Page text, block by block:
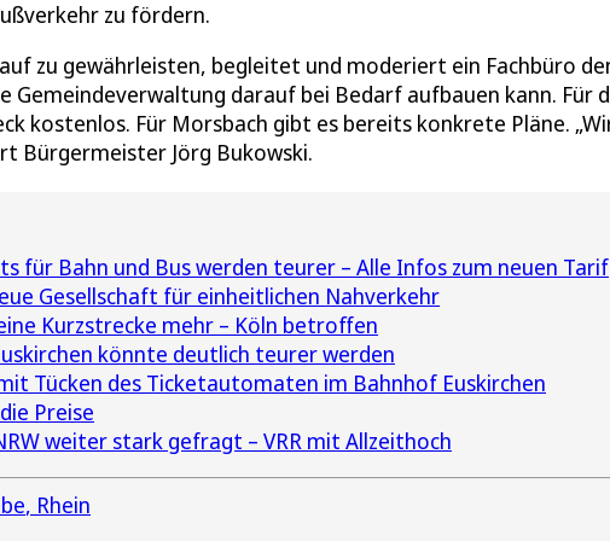
zu fördern.
zu gewährleisten, begleitet und moderiert ein Fachbüro
Gemeindeverwaltung darauf bei Bedarf aufbauen kann. Für
kostenlos. Für Morsbach gibt es bereits konkrete Pläne.
Bürgermeister Jörg Bukowski.
für Bahn und Bus werden teurer – Alle Infos zum neuen Tarif
Gesellschaft für einheitlichen Nahverkehr
Kurzstrecke mehr – Köln betroffen
könnte deutlich teurer werden
Tücken des Ticketautomaten im Bahnhof Euskirchen
Preise
weiter stark gefragt – VRR mit Allzeithoch
Rhein